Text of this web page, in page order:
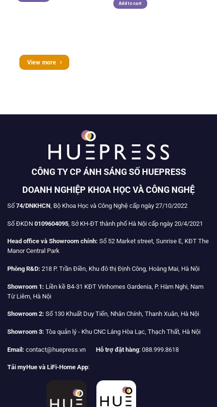
Add to cart
View more
CÔNG TY CP ÁNH SÁNG SỐ HUEPRESS
DOANH NGHIỆP KHOA HỌC VÀ CÔNG NGHỆ
Số 74/DNKHCN, Bộ Khoa Học và Công Nghệ cấp ngày 27/10/2022
Số ĐKDN 0109604095 , Sở KH-ĐT thành phố Hà Nội cấp ngày 20/4/2021
Head office và Showroom chính: Số 52 Market street, Sunrise E, KĐT The
Manor Central Park
Phòng R&D: 218 P. Trần Điền, Khu đô thị Định Công, Hoàng Mai, Hà Nội
Showroom 1: Liền kề B4-31 KĐT Vinhomes Gardenia, P. Hàm Nghi, Nam
Từ Liêm, Hà Nội
Showroom 2: Số 130 Khuất Duy Tiến, Nhân Chính, Thanh Xuân, Hà Nội
Showroom 3: Tòa quản lý - Khu CNC Láng Hòa Lạc, Thạch Thất, Hà Nội
Email: contact@huepress.vn Hỗ trợ đặt hàng: 088.999.8618
Tải myHue và LiFi-Home App: